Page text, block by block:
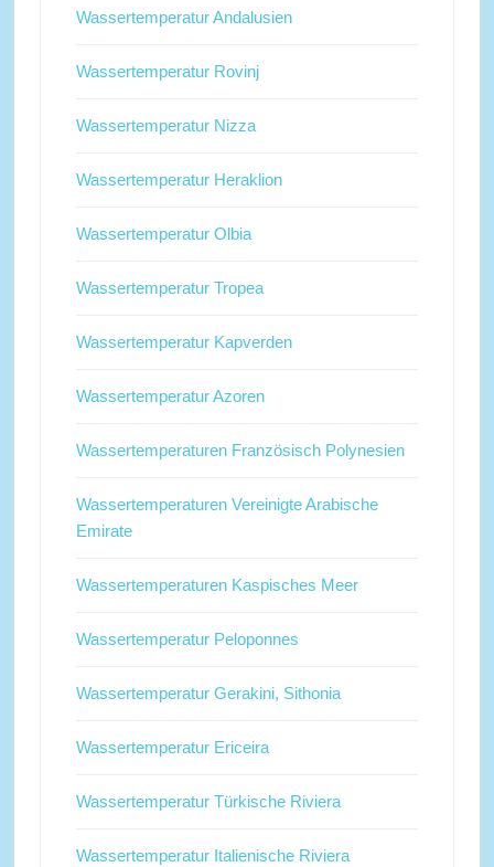
Wassertemperatur Andalusien
Wassertemperatur Rovinj
Wassertemperatur Nizza
Wassertemperatur Heraklion
Wassertemperatur Olbia
Wassertemperatur Tropea
Wassertemperatur Kapverden
Wassertemperatur Azoren
Wassertemperaturen Französisch Polynesien
Wassertemperaturen Vereinigte Arabische
Emirate
Wassertemperaturen Kaspisches Meer
Wassertemperatur Peloponnes
Wassertemperatur Gerakini, Sithonia
Wassertemperatur Ericeira
Wassertemperatur Türkische Riviera
Wassertemperatur Italienische Riviera